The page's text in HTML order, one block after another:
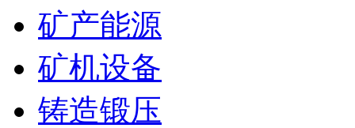
矿产能源
矿机设备
铸造锻压